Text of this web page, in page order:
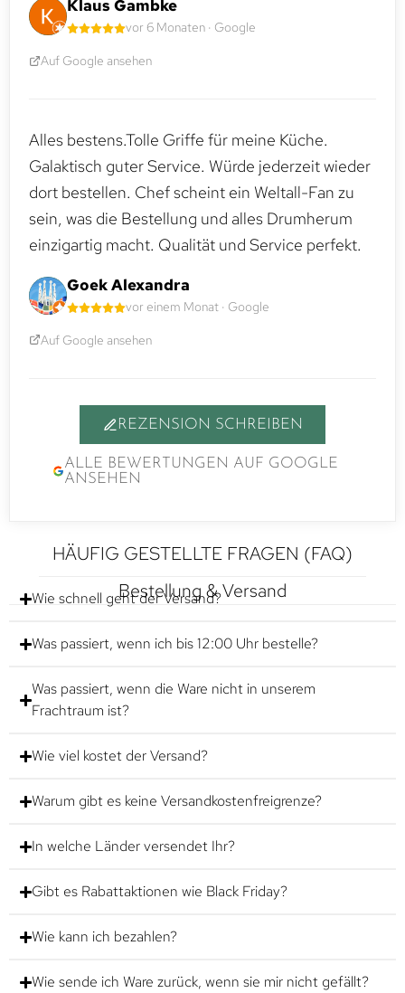
Klaus Gambke
vor 6 Monaten · Google
Auf Google ansehen
Alles bestens.Tolle Griffe für meine Küche.
Galaktisch guter Service. Würde jederzeit wieder
dort bestellen. Chef scheint ein Weltall-Fan zu
sein, was die Bestellung und alles Drumherum
einzigartig macht. Qualität und Service perfekt.
Goek Alexandra
vor einem Monat · Google
Auf Google ansehen
REZENSION SCHREIBEN
ALLE BEWERTUNGEN AUF GOOGLE
ANSEHEN
HÄUFIG GESTELLTE FRAGEN (FAQ)
Bestellung & Versand
Wie schnell geht der Versand?
Was passiert, wenn ich bis 12:00 Uhr bestelle?
Was passiert, wenn die Ware nicht in unserem
Frachtraum ist?
Wie viel kostet der Versand?
Warum gibt es keine Versandkostenfreigrenze?
In welche Länder versendet Ihr?
Gibt es Rabattaktionen wie Black Friday?
Wie kann ich bezahlen?
Wie sende ich Ware zurück, wenn sie mir nicht gefällt?